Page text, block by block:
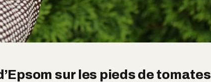
sur les pieds de tomates